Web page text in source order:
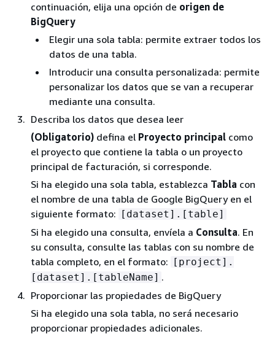
continuación, elija una opción de origen de
BigQuery
Elegir una sola tabla: permite extraer todos los
datos de una tabla.
Introducir una consulta personalizada: permite
personalizar los datos que se van a recuperar
mediante una consulta.
Describa los datos que desea leer
(Obligatorio) defina el Proyecto principal como
el proyecto que contiene la tabla o un proyecto
principal de facturación, si corresponde.
Si ha elegido una sola tabla, establezca Tabla con
el nombre de una tabla de Google BigQuery en el
siguiente formato: [dataset].[table]
Si ha elegido una consulta, envíela a Consulta. En
su consulta, consulte las tablas con su nombre de
tabla completo, en el formato: [project].
[dataset].[tableName] .
Proporcionar las propiedades de BigQuery
Si ha elegido una sola tabla, no será necesario
proporcionar propiedades adicionales.